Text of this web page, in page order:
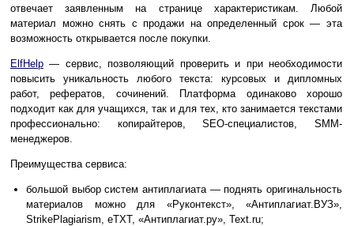
отвечает заявленным на странице характеристикам. Любой
материал можно снять с продажи на определенный срок — эта
возможность открывается после покупки.
ElfHelp — сервис, позволяющий проверить и при необходимости
повысить уникальность любого текста: курсовых и дипломных
работ, рефератов, сочинений. Платформа одинаково хорошо
подходит как для учащихся, так и для тех, кто занимается текстами
профессионально: копирайтеров, SEO-специалистов, SMM-
менеджеров.
Преимущества сервиса:
большой выбор систем антиплагиата — поднять оригинальность
материалов можно для «Руконтекст», «Антиплагиат.ВУЗ»,
StrikePlagiarism, eTXT, «Антиплагиат.ру», Text.ru;